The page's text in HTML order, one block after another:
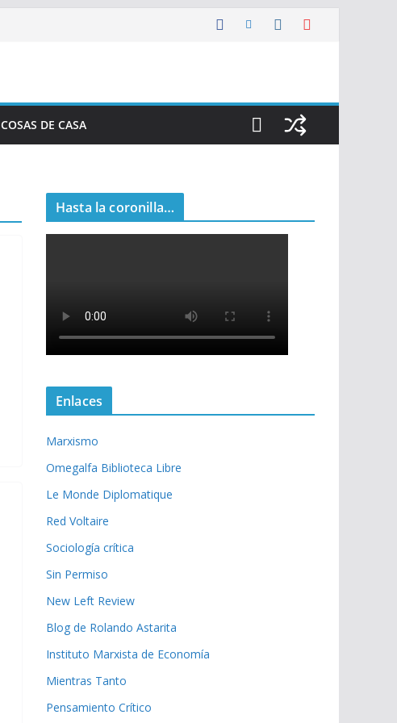
COSAS DE CASA
Hasta la coronilla…
Enlaces
Marxismo
Omegalfa Biblioteca Libre
Le Monde Diplomatique
Red Voltaire
Sociología crítica
Sin Permiso
New Left Review
Blog de Rolando Astarita
Instituto Marxista de Economía
Mientras Tanto
Pensamiento Crítico